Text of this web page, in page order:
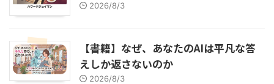
2026/8/3
【書籍】なぜ、あなたのAIは平凡な答
えしか返さないのか
2026/8/3